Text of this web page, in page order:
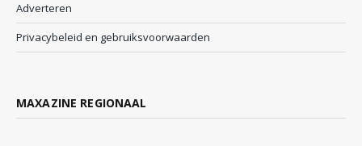
Adverteren
Privacybeleid en gebruiksvoorwaarden
MAXAZINE REGIONAAL